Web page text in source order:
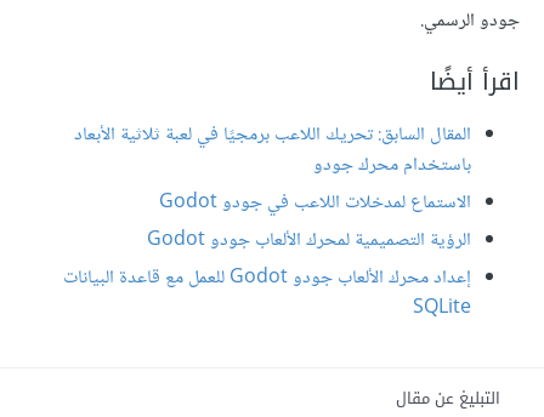
جودو الرسمي.
اقرأ أيضًا
المقال السابق: تحريك اللاعب برمجيًا في لعبة ثلاثية الأبعاد
باستخدام محرك جودو
الاستماع لمدخلات اللاعب في جودو Godot
الرؤية التصميمية لمحرك اﻷلعاب جودو Godot
إعداد محرك الألعاب جودو Godot للعمل مع قاعدة البيانات
SQLite
التبليغ عن مقال